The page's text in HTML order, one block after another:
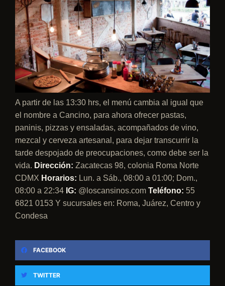
A partir de las 13:30 hrs, el menú cambia al igual que
el nombre a Cancino, para ahora ofrecer pastas,
paninis, pizzas y ensaladas, acompañados de vino,
mezcal y cerveza artesanal, para dejar transcurrir la
tarde despojado de preocupaciones, como debe ser la
vida. Dirección: Zacatecas 98, colonia Roma Norte
CDMX Horarios: Lun. a Sáb., 08:00 a 01:00; Dom.,
08:00 a 22:34 IG: @loscansinos.com Teléfono: 55
6821 0153 Y sucursales en: Roma, Juárez, Centro y
Condesa
FACEBOOK
TWITTER